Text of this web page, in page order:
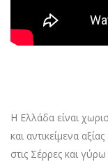
Η Ελλάδα είναι
και αντικείμενα
στις Σέρρες και